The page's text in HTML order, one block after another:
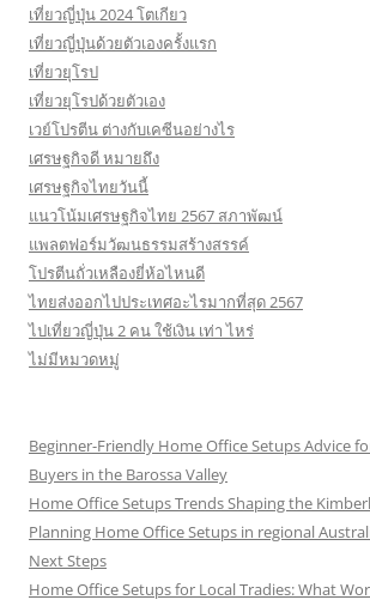
เที่ยวญี่ปุ่น 2024 โตเกียว
เที่ยวญี่ปุ่นด้วยตัวเองครั้งแรก
เที่ยวยุโรป
เที่ยวยุโรปด้วยตัวเอง
เวย์โปรตีน ต่างกับเคซีนอย่างไร
เศรษฐกิจดี หมายถึง
เศรษฐกิจไทยวันนี้
แนวโน้มเศรษฐกิจไทย 2567 สภาพัฒน์
แพลตฟอร์มวัฒนธรรมสร้างสรรค์
โปรตีนถั่วเหลืองยี่ห้อไหนดี
ไทยส่งออกไปประเทศอะไรมากที่สุด 2567
ไปเที่ยวญี่ปุ่น 2 คน ใช้เงิน เท่า ไหร่
ไม่มีหมวดหมู่
Beginner-Friendly Home Office Setups Advice
Buyers in the Barossa Valley
Home Office Setups Trends Shaping the
Planning Home Office Setups in regional
Next Steps
Home Office Setups for Local Tradies: What